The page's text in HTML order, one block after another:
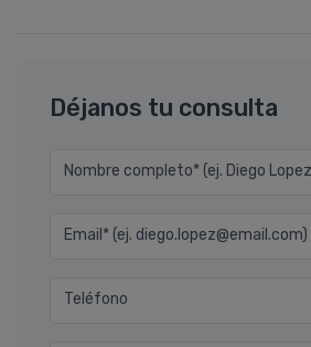
Déjanos tu consulta
Nombre completo* (ej. Diego
Email* (ej. diego.lopez@email.com)
Teléfono